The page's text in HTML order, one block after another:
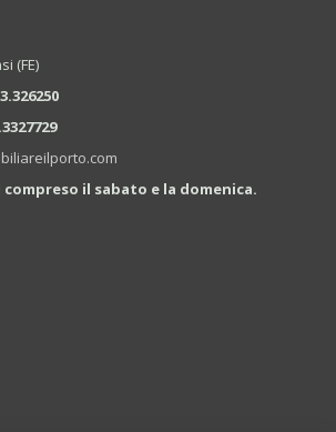
(FE)
il sabato e la domenica.